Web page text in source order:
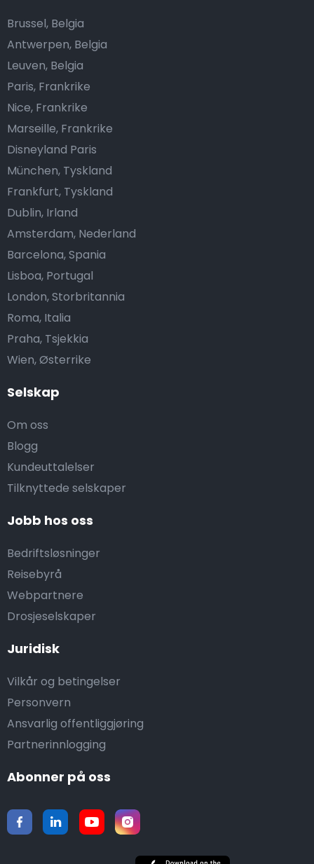
Selskap
Om oss
Blogg
Kundeuttalelser
Tilknyttede selskaper
Jobb hos oss
Bedriftsløsninger
Reisebyrå
Webpartnere
Drosjeselskaper
Juridisk
Vilkår og betingelser
Personvern
Ansvarlig offentliggjøring
Partnerinnlogging
Brussel, Belgia
Antwerpen, Belgia
Leuven, Belgia
Paris, Frankrike
Nice, Frankrike
Marseille, Frankrike
Disneyland Paris
München, Tyskland
Frankfurt, Tyskland
Dublin, Irland
Amsterdam, Nederland
Barcelona, Spania
Lisboa, Portugal
London, Storbritannia
Roma, Italia
Praha, Tsjekkia
Wien, Østerrike
Abonner på oss